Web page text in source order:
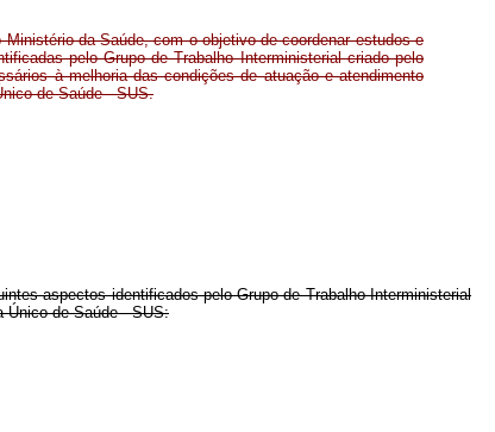
da Saúde, com o objetivo de coordenar estudos e
pelo Grupo de Trabalho Interministerial criado pelo
à melhoria das condições de atuação e atendimento
de Saúde - SUS.
aspectos identificados pelo Grupo de Trabalho Interministerial
Único de Saúde - SUS: